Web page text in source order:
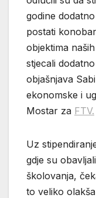
godine
postati
objektima
stjecali
objašnjava
ekonomske i
Mostar za FTV.
Uz
gdje su
školovanja,
to veliko